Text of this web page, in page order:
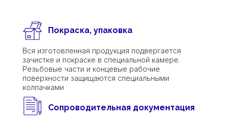
Покраска, упаковка
Вся изготовленная продукция подвергается
зачистке и покраске в специальной камере.
Резьбовые части и концевые рабочие
поверхности защищаются специальными
колпачками
Сопроводительная документация